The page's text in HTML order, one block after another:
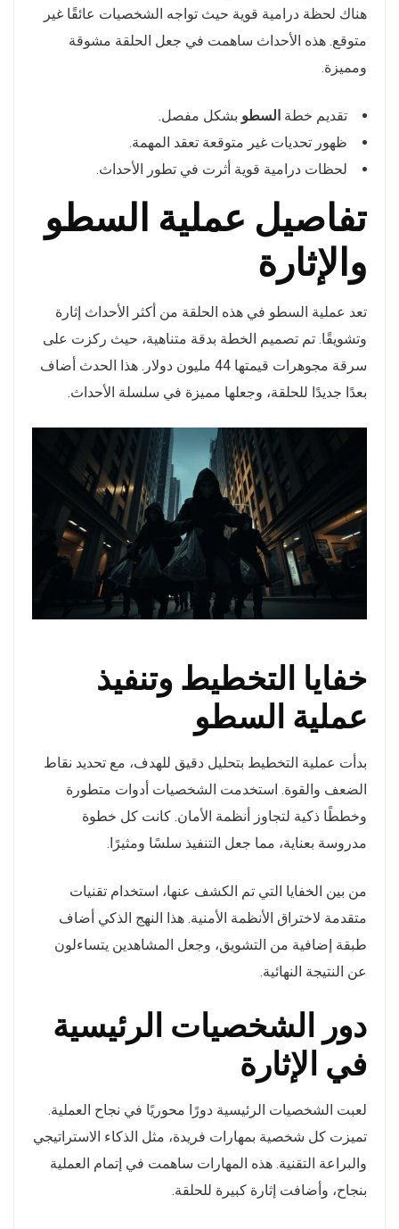
هناك لحظة درامية قوية حيث تواجه الشخصيات عائقًا غير
متوقع. هذه الأحداث ساهمت في جعل الحلقة مشوقة
ومميزة.
تقديم خطة السطو بشكل مفصل.
ظهور تحديات غير متوقعة تعقد المهمة.
لحظات درامية قوية أثرت في تطور الأحداث.
تفاصيل عملية السطو
والإثارة
تعد عملية السطو في هذه الحلقة من أكثر الأحداث إثارة
وتشويقًا. تم تصميم الخطة بدقة متناهية، حيث ركزت على
سرقة مجوهرات قيمتها 44 مليون دولار. هذا الحدث أضاف
بعدًا جديدًا للحلقة، وجعلها مميزة في سلسلة الأحداث.
خفايا التخطيط وتنفيذ
عملية السطو
بدأت عملية التخطيط بتحليل دقيق للهدف، مع تحديد نقاط
الضعف والقوة. استخدمت الشخصيات أدوات متطورة
وخططًا ذكية لتجاوز أنظمة الأمان. كانت كل خطوة
مدروسة بعناية، مما جعل التنفيذ سلسًا ومثيرًا.
من بين الخفايا التي تم الكشف عنها، استخدام تقنيات
متقدمة لاختراق الأنظمة الأمنية. هذا النهج الذكي أضاف
طبقة إضافية من التشويق، وجعل المشاهدين يتساءلون
عن النتيجة النهائية.
دور الشخصيات الرئيسية
في الإثارة
لعبت الشخصيات الرئيسية دورًا محوريًا في نجاح العملية.
تميزت كل شخصية بمهارات فريدة، مثل الذكاء الاستراتيجي
والبراعة التقنية. هذه المهارات ساهمت في إتمام العملية
بنجاح، وأضافت إثارة كبيرة للحلقة.